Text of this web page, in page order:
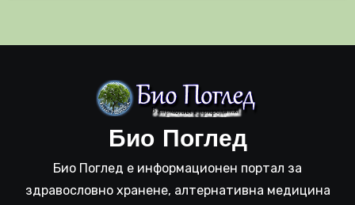
Био Поглед
Био Поглед е информационен портал за
здравословно хранене, алтернативна медицина